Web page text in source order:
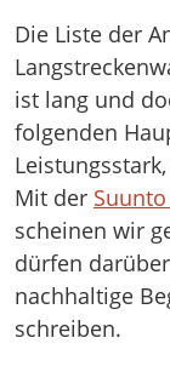
Die Liste der
ist lang und
folgenden
Mit der
scheinen wir
dürfen
nachhaltige
schreiben.